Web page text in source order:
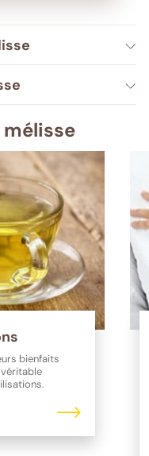
mélisse
bienfaits